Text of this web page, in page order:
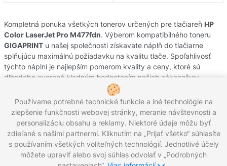
Kompletná ponuka všetkých tonerov určených pre tlačiareň HP
Color LaserJet Pro M477fdn. Výberom kompatibilného toneru
GIGAPRINT u našej společnosti získavate náplň do tlačiarne
splňujúcu maximálnú požiadavku na kvalitu tlače. Spoľahlivosť
týchto náplní je najlepším pomerom kvality a ceny, ktoré sú
dlhodobo overené kladným hodnotením našich zákazníkov.
HPpochádzajú z oficiálnej
slovenskej distribúcie s garanciou pôvodu. Potrebujete poradiť s
výberom náplní do Vašej tlačiarne, kontaktujte náš zákaznícky
servis, kde Vám radi pomôžeme.
Zavolajte nám: 0221 000 012 Pracovné dni 8:00 - 16:30
Používame potrebné technické funkcie a iné technológie na
zlepšenie funkčnosti webovej stránky, meranie návštevnosti a
personalizáciu obsahu a reklamy. Niektoré údaje môžu byť
zdieľané s našimi partnermi. Kliknutím na „Prijať všetko“ súhlasíte
s používaním všetkých voliteľných technológií. Jednotlivé účely
môžete upraviť alebo svoj súhlas odvolať v „Podrobných